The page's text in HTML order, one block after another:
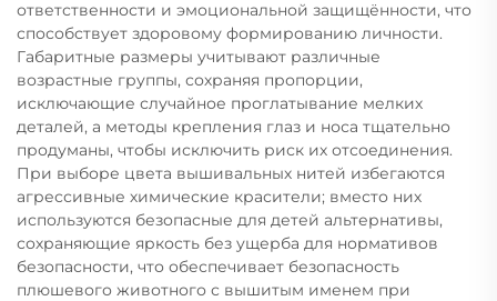
ответственности и эмоциональной защищённости, что
способствует здоровому формированию личности.
Габаритные размеры учитывают различные
возрастные группы, сохраняя пропорции,
исключающие случайное проглатывание мелких
деталей, а методы крепления глаз и носа тщательно
продуманы, чтобы исключить риск их отсоединения.
При выборе цвета вышивальных нитей избегаются
агрессивные химические красители; вместо них
используются безопасные для детей альтернативы,
сохраняющие яркость без ущерба для нормативов
безопасности, что обеспечивает безопасность
плюшевого животного с вышитым именем при